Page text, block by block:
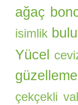
ağaç
isimlik
Yücel
çekçekli